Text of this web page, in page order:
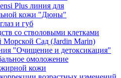
Plus линия для
кожи "Дюны"
и губ
со стволовыми клетками
Морской Сад (Jardin Marin)
"Очищение и детоксикация"
омоложение
кожи